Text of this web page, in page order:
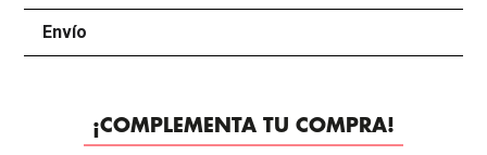
Envío
¡COMPLEMENTA TU COMPRA!